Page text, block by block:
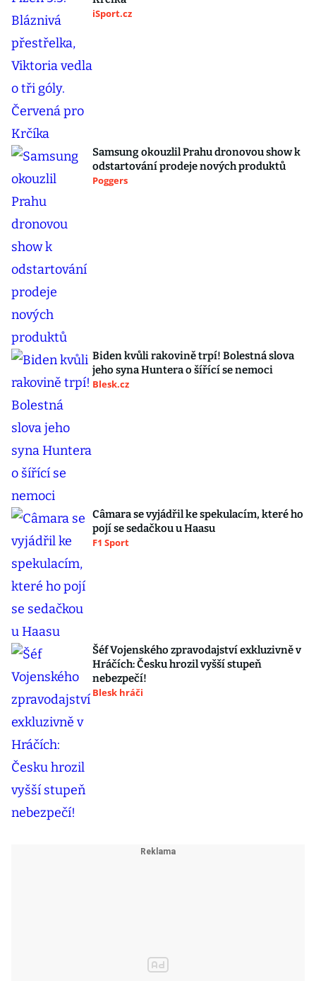
iSport.cz
Samsung okouzlil Prahu dronovou show k
odstartování prodeje nových produktů
Poggers
Biden kvůli rakovině trpí! Bolestná slova
jeho syna Huntera o šířící se nemoci
Blesk.cz
Câmara se vyjádřil ke spekulacím, které ho
pojí se sedačkou u Haasu
F1 Sport
Šéf Vojenského zpravodajství exkluzivně v
Hráčích: Česku hrozil vyšší stupeň
nebezpečí!
Blesk hráči